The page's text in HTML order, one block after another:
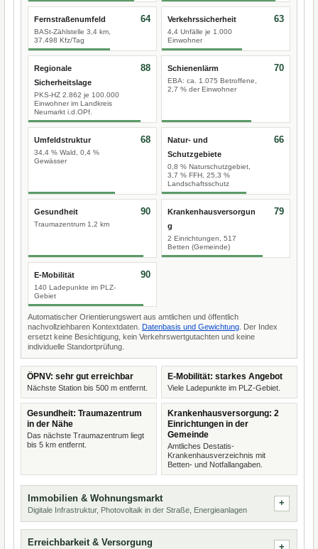
Fernstraßenumfeld
BASt-Zählstelle 3,4 km,
37.498 Kfz/Tag
64 Verkehrssicherheit
4,4 Unfälle je 1.000
Einwohner
63
Regionale
Sicherheitslage
PKS-HZ 2.862 je 100.000
Einwohner im Landkreis
Neumarkt i.d.OPf.
88 Schienenlärm
EBA: ca. 1.075 Betroffene,
2,7 % der Einwohner
70
Umfeldstruktur
34,4 % Wald, 0,4 %
Gewässer
68
Natur- und
Schutzgebiete
0,8 % Naturschutzgebiet,
3,7 % FFH, 25,3 %
Landschaftsschutz
66
Gesundheit
Traumazentrum 1,2 km
90
Krankenhausversorgun
g
2 Einrichtungen, 517
Betten (Gemeinde)
79
E-Mobilität
140 Ladepunkte im PLZ-
Gebiet
90
Automatischer Orientierungswert aus amtlichen und öffentlich
nachvollziehbaren Kontextdaten. Datenbasis und Gewichtung . Der Index
ersetzt keine Besichtigung, kein Verkehrswertgutachten und keine
individuelle Standortprüfung.
ÖPNV: sehr gut erreichbar
Nächste Station bis 500 m entfernt.
E-Mobilität: starkes Angebot
Viele Ladepunkte im PLZ-Gebiet.
Gesundheit: Traumazentrum
in der Nähe
Das nächste Traumazentrum liegt
bis 5 km entfernt.
Krankenhausversorgung: 2
Einrichtungen in der
Gemeinde
Amtliches Destatis-
Krankenhausverzeichnis mit
Betten- und Notfallangaben.
Immobilien & Wohnungsmarkt
Digitale Infrastruktur, Photovoltaik in der Straße, Energieanlagen
Erreichbarkeit & Versorgung